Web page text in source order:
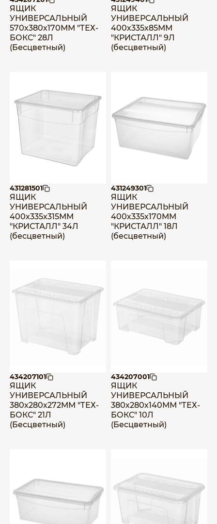
ЯЩИК
УНИВЕРСАЛЬНЫЙ
570х380х170ММ "ТЕХ-
БОКС" 28Л
(Бесцветный)
ЯЩИК
УНИВЕРСАЛЬНЫЙ
400х335х85ММ
"КРИСТАЛЛ" 9Л
(бесцветный)
431281501
ЯЩИК
УНИВЕРСАЛЬНЫЙ
400х335х315ММ
"КРИСТАЛЛ" 34Л
(бесцветный)
431249301
ЯЩИК
УНИВЕРСАЛЬНЫЙ
400х335х170ММ
"КРИСТАЛЛ" 18Л
(бесцветный)
434207101
ЯЩИК
УНИВЕРСАЛЬНЫЙ
380х280х272ММ "ТЕХ-
БОКС" 21Л
(Бесцветный)
434207001
ЯЩИК
УНИВЕРСАЛЬНЫЙ
380х280х140ММ "ТЕХ-
БОКС" 10Л
(Бесцветный)